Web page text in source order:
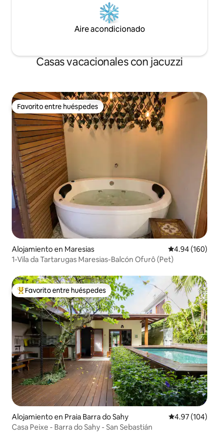
Aire acondicionado
Casas vacacionales con jacuzzi
Favorito entre huéspedes
Favorito entre huéspedes
Alojamiento en Maresias Calificación
4.94 (160)
1-Vila da Tartarugas Maresias-Balcón Ofurô (Pet)
Favorito entre huéspedes preferido
Favorito entre huéspedes
Alojamiento en Praia Barra do Sahy Calificación
4.97 (104)
Casa Peixe - Barra do Sahy - San Sebastián